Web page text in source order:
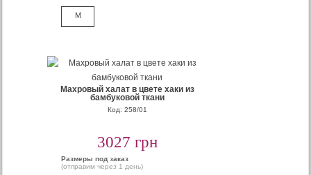
M
Махровый халат в цвете хаки из
бамбуковой ткани
Код: 258/01
3027 грн
Размеры под заказ
(отправим через 1 день)